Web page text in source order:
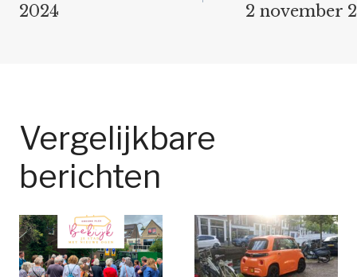
2024
2 november
Vergelijkbare
berichten